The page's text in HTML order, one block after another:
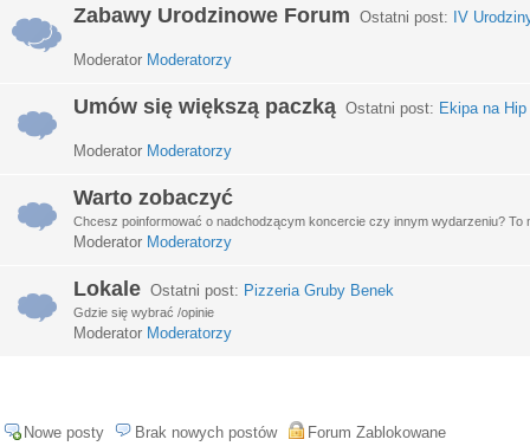
Zabawy Urodzinowe Forum Ostatni post: IV
Moderator Moderatorzy
Umów się większą paczką Ostatni post: Ekipa na
Moderator Moderatorzy
Warto zobaczyć
Chcesz poinformować o nadchodzącym koncercie czy innym wydarzeniu? To
Moderator Moderatorzy
Lokale Ostatni post: Pizzeria Gruby Benek
Gdzie się wybrać /opinie
Moderator Moderatorzy
Nowe posty Brak nowych postów Forum Zablokowane